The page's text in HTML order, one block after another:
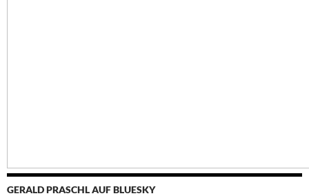
GERALD PRASCHL AUF BLUESKY